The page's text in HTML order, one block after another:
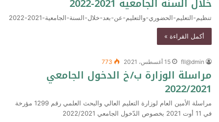
تنظيم-التعليم-الحضوري-والتعليم-عن-بعد-خلال-السنة-الجامعية-2021-2022
أكمل القراءة »
fll@dmin 15 أغسطس، 2021 773
مراسلة الوزارة ب/خ الدخول الجامعي
2022/2021
مراسلة الأمين العام لوزارة التعليم العالي والبحث العلمي رقم 1299 مؤرخة
في 11 أوت 2021 بخصوص الدّخول الجامعي 2022/2021